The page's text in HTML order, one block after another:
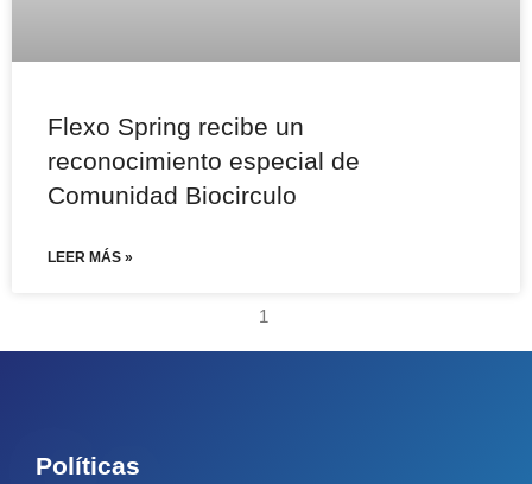
Flexo Spring recibe un
reconocimiento especial de
Comunidad Biocirculo
LEER MÁS »
1
Políticas